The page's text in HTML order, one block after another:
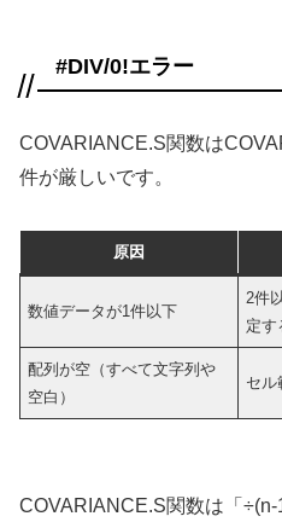
#DIV/0!エラー
COVARIANCE.S関数は
件が厳しいです。
原因
数値データが1件以下
2件
定す
配列が空（すべて文字列や
空白）
セル
COVARIANCE.S関数は「÷(n-